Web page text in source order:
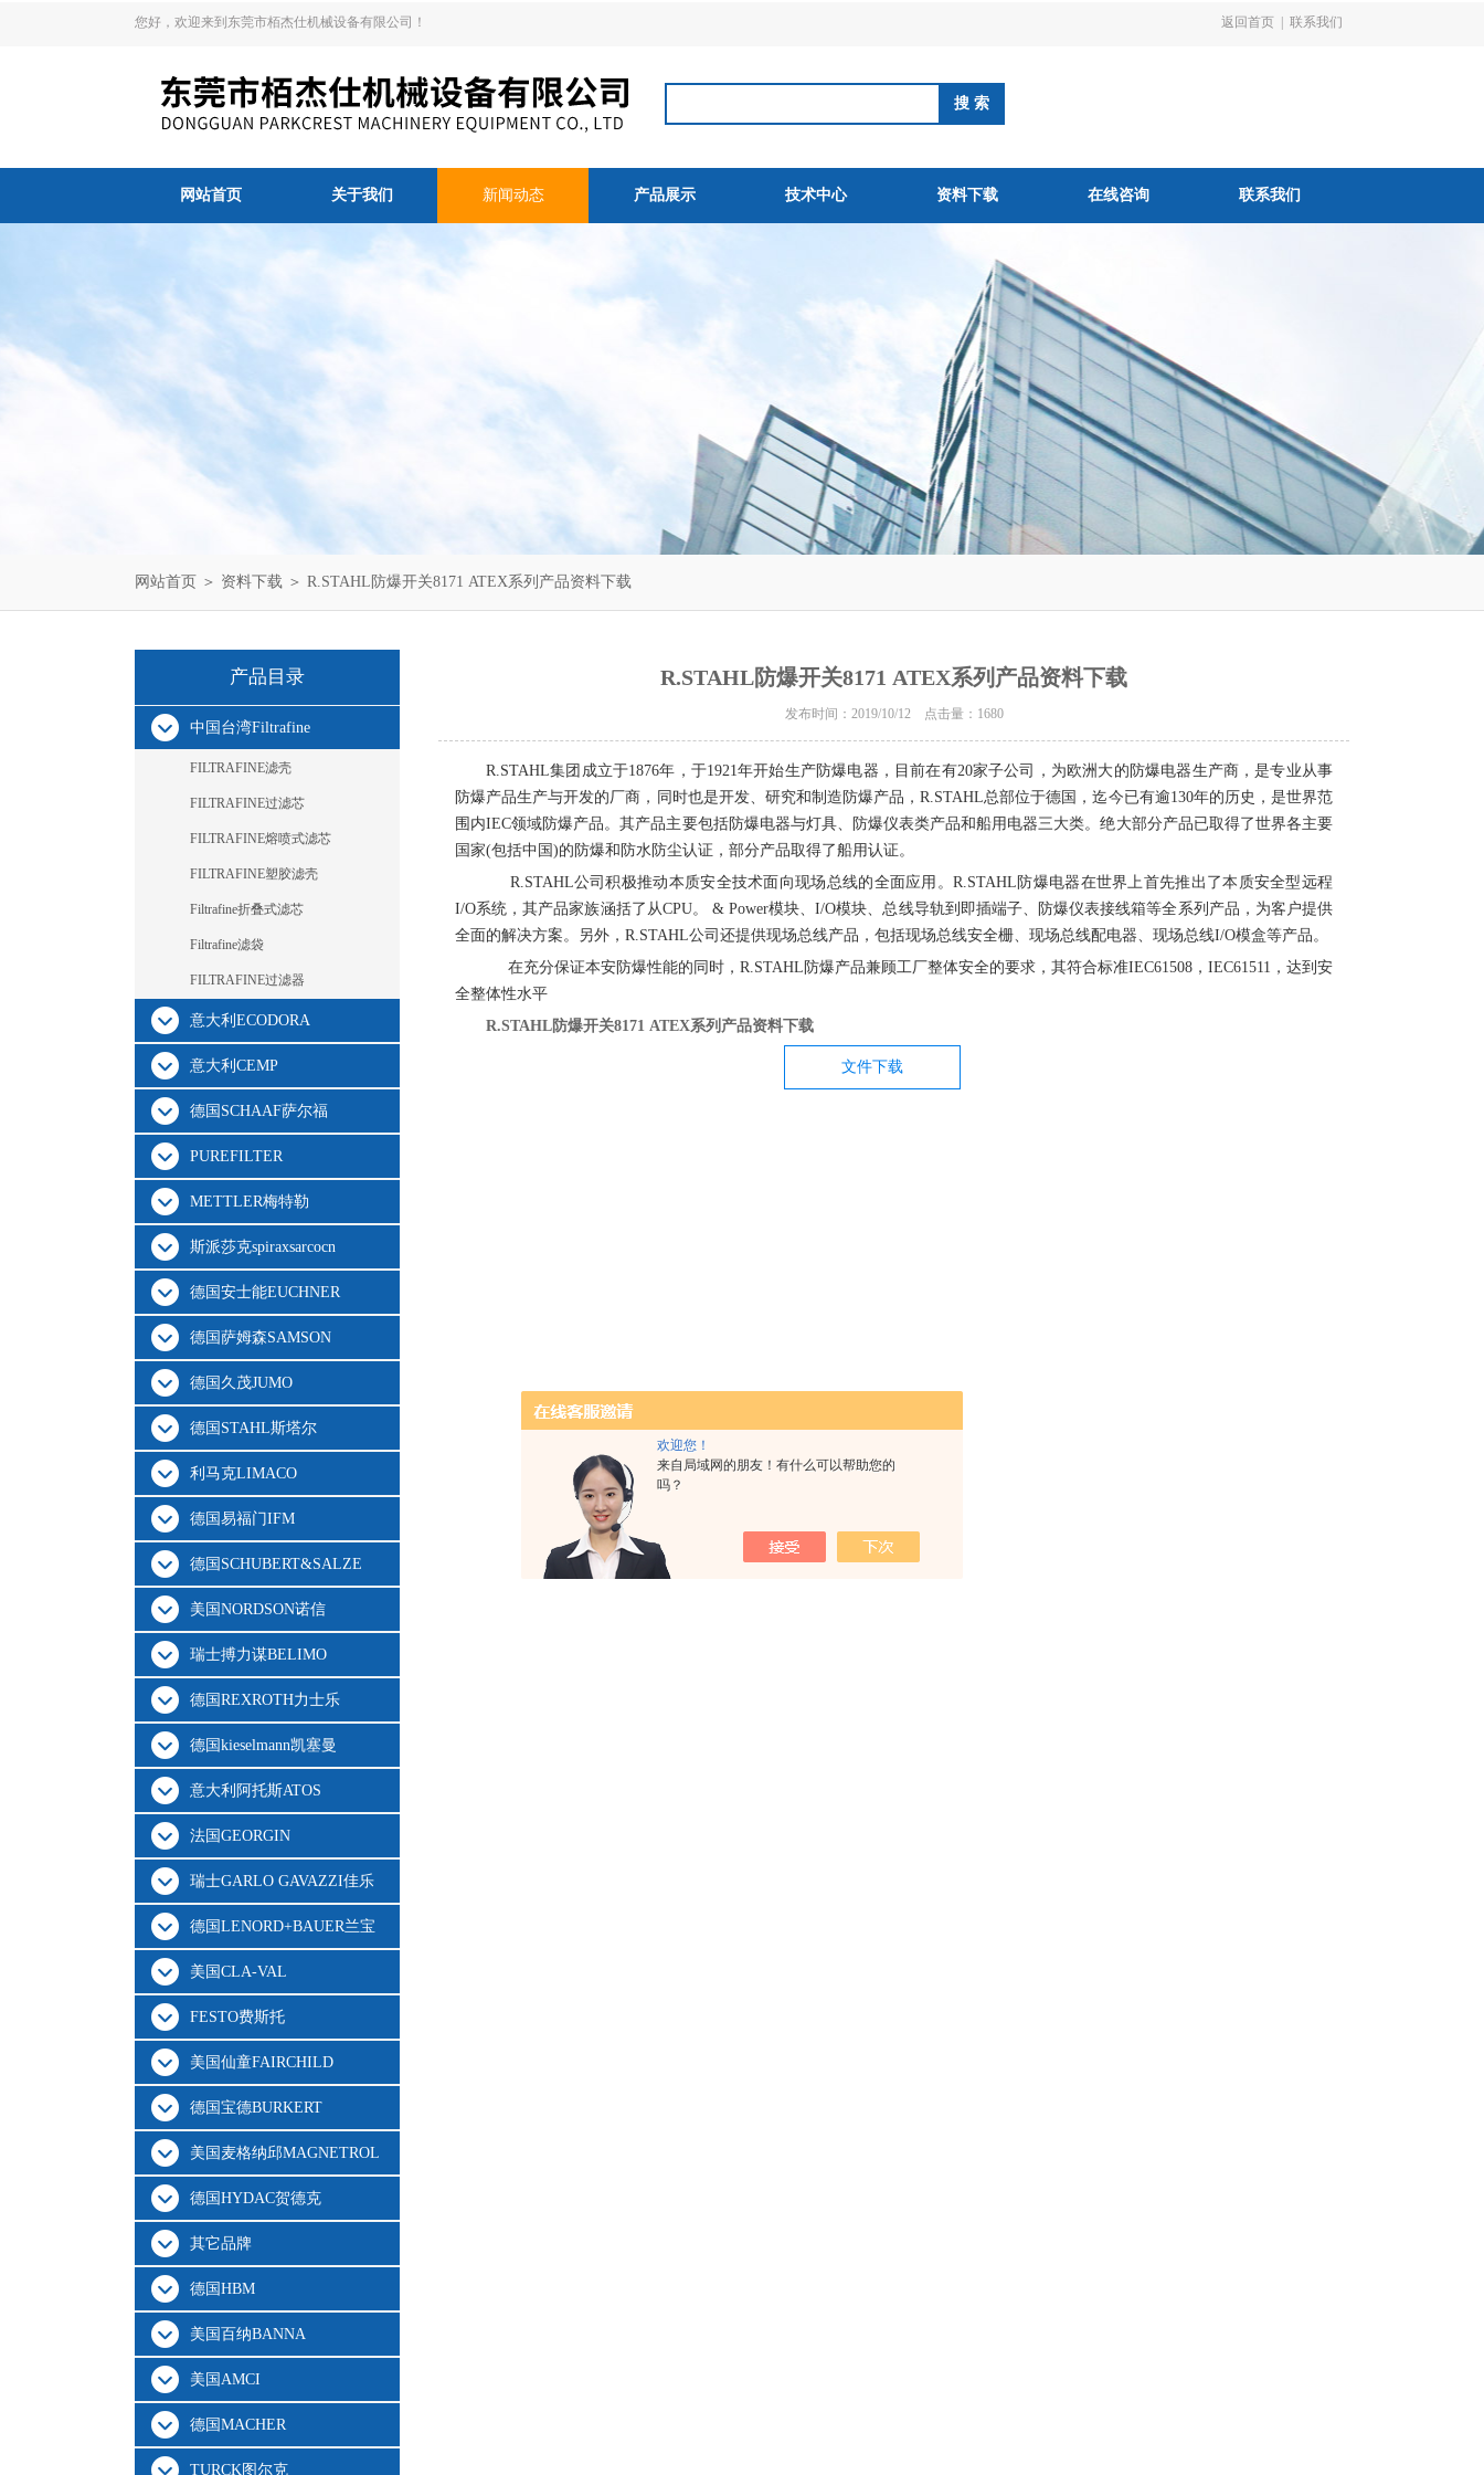
欢迎您！
来自局域网的朋友！有什么可以帮助您的
吗？
您好，欢迎来到东莞市栢杰仕机械设备有限公司！ 返回首页 联系我们
网站首页 关于我们 新闻动态 产品展示 技术中心 资料下载 在线咨询 联系我们
网站首页 ＞ 资料下载 ＞ R.STAHL防爆开关8171 ATEX系列产品资料下载
产品目录
中国台湾Filtrafine
FILTRAFINE滤壳
FILTRAFINE过滤芯
FILTRAFINE熔喷式滤芯
FILTRAFINE塑胶滤壳
Filtrafine折叠式滤芯
Filtrafine滤袋
FILTRAFINE过滤器
意大利ECODORA
意大利CEMP
德国SCHAAF萨尔福
PUREFILTER
METTLER梅特勒
斯派莎克spiraxsarcocn
德国安士能EUCHNER
德国萨姆森SAMSON
德国久茂JUMO
德国STAHL斯塔尔
利马克LIMACO
德国易福门IFM
德国SCHUBERT&SALZE
美国NORDSON诺信
瑞士搏力谋BELIMO
德国REXROTH力士乐
德国kieselmann凯塞曼
意大利阿托斯ATOS
法国GEORGIN
瑞士GARLO GAVAZZI佳乐
德国LENORD+BAUER兰宝
美国CLA-VAL
FESTO费斯托
美国仙童FAIRCHILD
德国宝德BURKERT
美国麦格纳邱MAGNETROL
德国HYDAC贺德克
其它品牌
德国HBM
美国百纳BANNA
美国AMCI
德国MACHER
TURCK图尔克
R.STAHL防爆开关8171 ATEX系列产品资料下载
发布时间：2019/10/12 点击量： 1680
R.STAHL集团成立于1876年，于1921年开始生产防爆电器，目前在有20家子公司，为欧洲大的防爆电器生产商，是专业从事
防爆产品生产与开发的厂商，同时也是开发、研究和制造防爆产品，R.STAHL总部位于德国，迄今已有逾130年的历史，是世界范
围内IEC领域防爆产品。其产品主要包括防爆电器与灯具、防爆仪表类产品和船用电器三大类。绝大部分产品已取得了世界各主要
国家(包括中国 )的防爆和防水防尘认证，部分产品取得了船用认证。
R.STAHL公司积极推动本质安全技术面向现场总线的全面应用。 R.STAHL 防爆电器在世界上首先推出了本质安全型远程
I/O系统，其产品家族涵括了从CPU。 & Power模块、I/O模块、总线导轨到即插端子、防爆仪表接线箱等全系列产品，为客户提供
全面的解决方案。另外， R.STAHL公司还提供现场总线产品，包括现场总线安全栅、现场总线配电器、现场总线I/O模盒等产品。
在充分保证本安防爆性能的同时， R.STAHL 防爆产品兼顾工厂整体安全的要求，其符合标准IEC61508 ， IEC61511 ，达到安
全整体性水平
R.STAHL防爆开关8171 ATEX系列产品资料下载
文件下载